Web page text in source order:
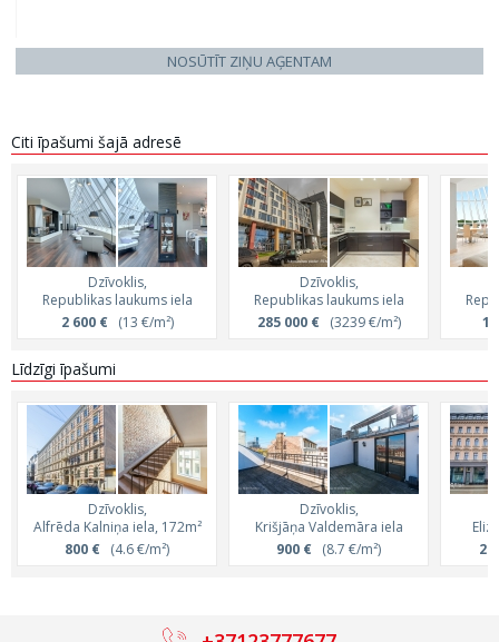
NOSŪTĪT ZIŅU AĢENTAM
Citi īpašumi šajā adresē
Dzīvoklis,
Republikas laukums iela
2 600 €(13 €/m²)
Dzīvoklis,
Republikas laukums iela
285 000 €(3239 €/m²)
1
Līdzīgi īpašumi
Dzīvoklis,
Alfrēda Kalniņa iela, 172m²
800 € (4.6 €/m²)
Dzīvoklis,
Krišjāņa Valdemāra iela
900 € (8.7 €/m²)
2